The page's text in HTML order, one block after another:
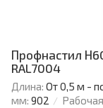
Профнастил
RAL7004
Длина: От 0,5 м -
мм: 902